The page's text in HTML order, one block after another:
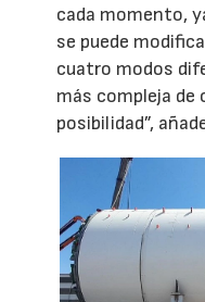
cada momento,
se puede
cuatro modos
más compleja de
posibilidad”,